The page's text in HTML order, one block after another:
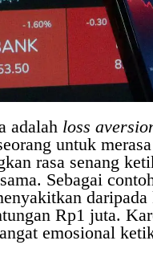
adalah loss
untuk
rasa senang
Sebagai
daripada
Rp1 juta.
emosional